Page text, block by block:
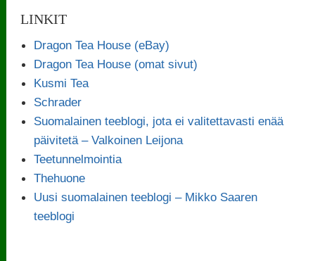
LINKIT
Dragon Tea House (eBay)
Dragon Tea House (omat sivut)
Kusmi Tea
Schrader
Suomalainen teeblogi, jota ei valitettavasti enää
päivitetä – Valkoinen Leijona
Teetunnelmointia
Thehuone
Uusi suomalainen teeblogi – Mikko Saaren
teeblogi